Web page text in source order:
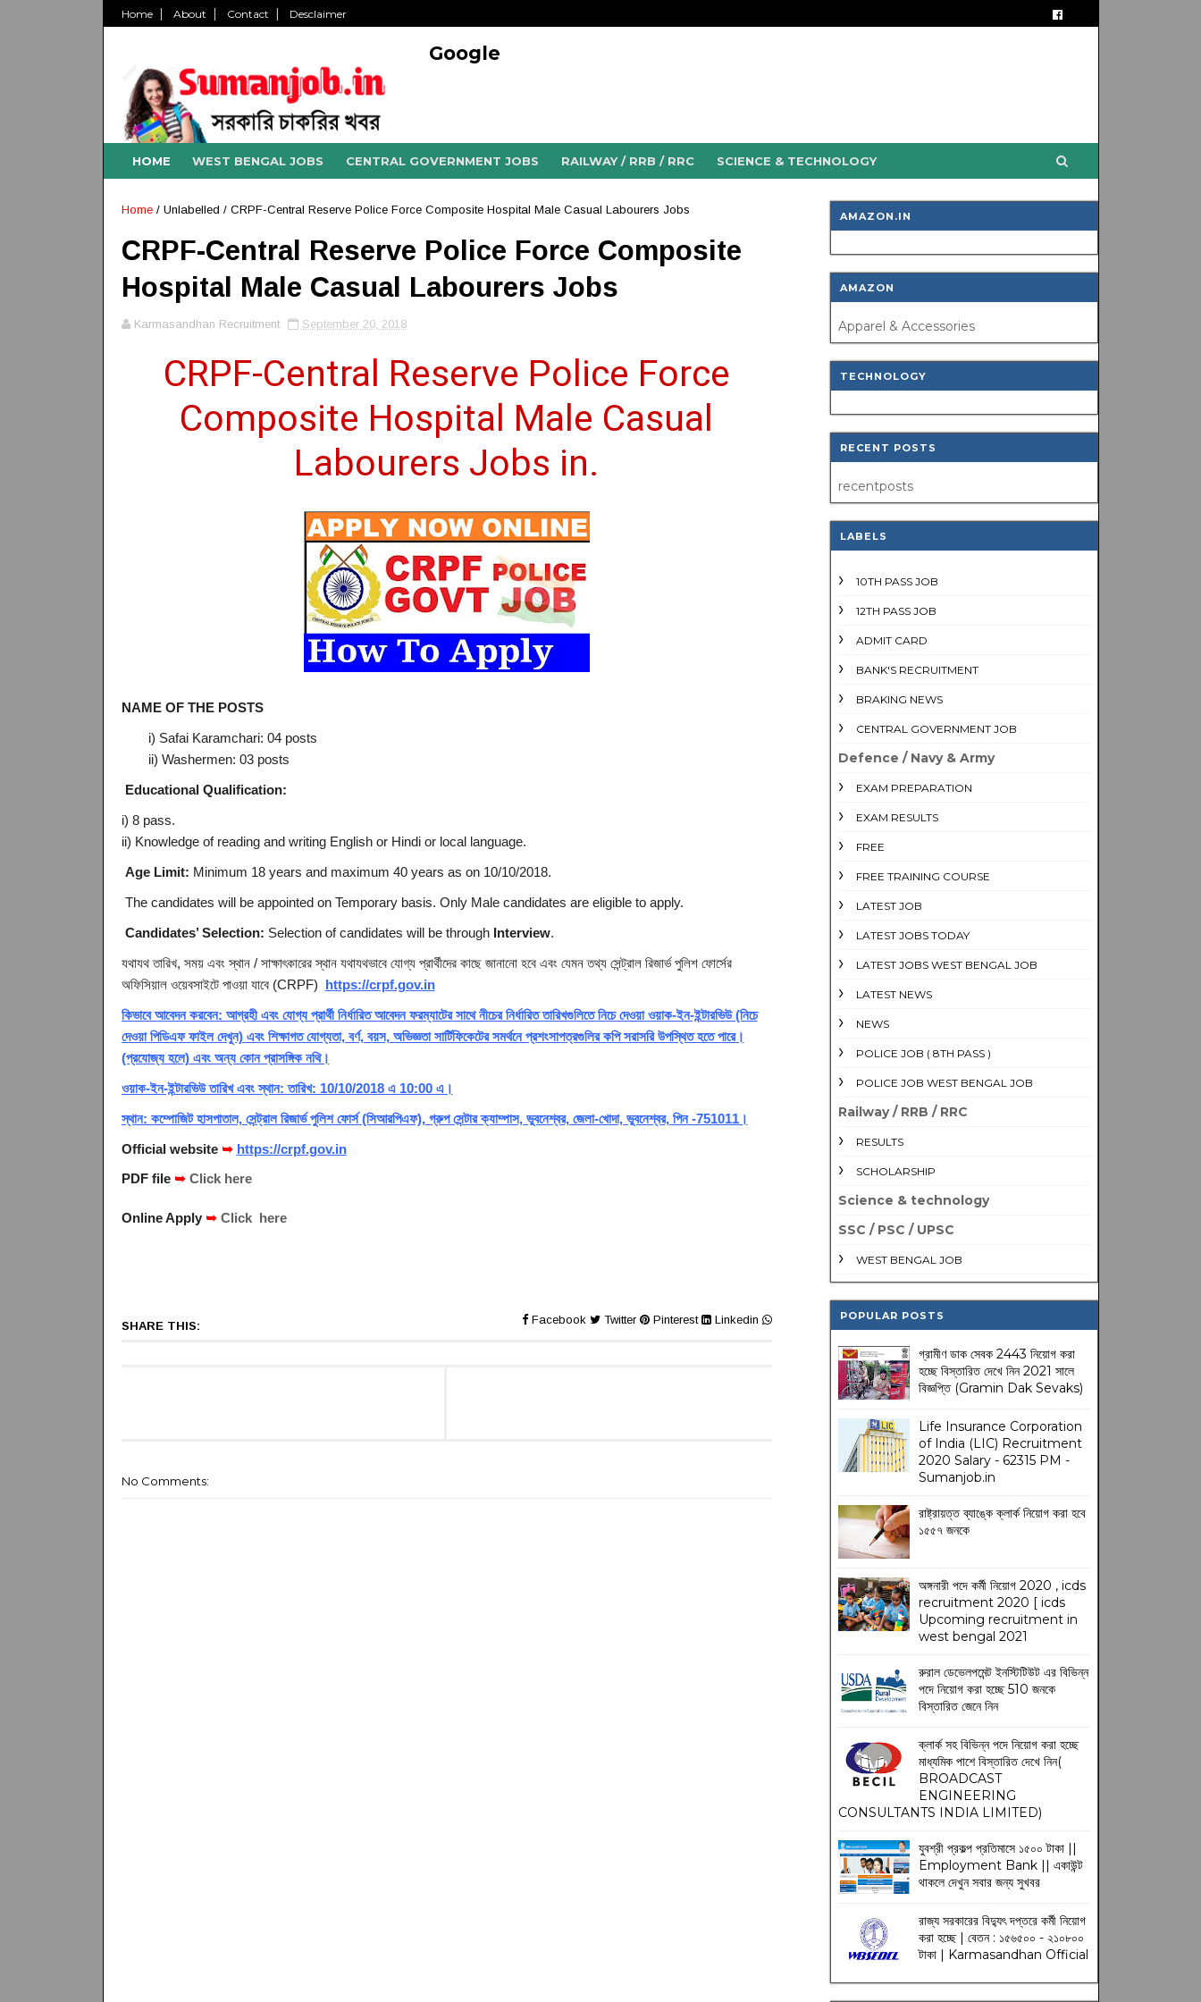
Home About Contact Desclaimer
Google
HOME WEST BENGAL JOBS CENTRAL GOVERNMENT JOBS RAILWAY / RRB / RRC SCIENCE & TECHNOLOGY
Home/ Unlabelled / CRPF-Central Reserve Police Force Composite Hospital Male Casual Labourers Jobs
CRPF-Central Reserve Police Force Composite
Hospital Male Casual Labourers Jobs
Karmasandhan Recruitment September 20, 2018
CRPF-Central Reserve Police Force
Composite Hospital Male Casual
Labourers Jobs in.
NAME OF THE POSTS
i) Safai Karamchari: 04 posts
ii) Washermen: 03 posts
Educational Qualification:
i) 8 pass.
ii) Knowledge of reading and writing English or Hindi or local language.
Age Limit: Minimum 18 years and maximum 40 years as on 10/10/2018.
The candidates will be appointed on Temporary basis. Only Male candidates are eligible to apply.
Candidates’ Selection: Selection of candidates will be through Interview.
যথাযথ তারিখ, সময় এবং স্থান / সাক্ষাৎকারের স্থান যথাযথভাবে যোগ্য প্রার্থীদের কাছে জানানো হবে এবং যেমন তথ্য সেন্ট্রাল রিজার্ভ পুলিশ ফোর্সের
অফিসিয়াল ওয়েবসাইটে পাওয়া যাবে (CRPF) https://crpf.gov.in
কিভাবে আবেদন করবেন: আগ্রহী এবং যোগ্য প্রার্থী নির্ধারিত আবেদন ফরম্যাটের সাথে নীচের নির্ধারিত তারিখগুলিতে নিচে দেওয়া ওয়াক-ইন-ইন্টারভিউ (নিচে
দেওয়া পিডিএফ ফাইল দেখুন) এবং শিক্ষাগত যোগ্যতা, বর্ণ, বয়স, অভিজ্ঞতা সার্টিফিকেটের সমর্থনে প্রশংসাপত্রগুলির কপি সরাসরি উপস্থিত হতে পারে।
(প্রযোজ্য হলে) এবং অন্য কোন প্রাসঙ্গিক নথি।
ওয়াক-ইন-ইন্টারভিউ তারিখ এবং স্থান:তারিখ: 10/10/2018 এ 10:00 এ।
স্থান: কম্পোজিট হাসপাতাল, সেন্ট্রাল রিজার্ভ পুলিশ ফোর্স (সিআরপিএফ), গ্রুপ সেন্টার ক্যাম্পাস, ভুবনেশ্বর, জেলা-খোদা, ভুবনেশ্বর, পিন -751011।
Official website ➥ https://crpf.gov.in
PDF file ➥Click here
Online Apply ➥Click here
SHARE THIS: Facebook Twitter Pinterest Linkedin
No Comments:
AMAZON.IN
AMAZON
Apparel & Accessories
TECHNOLOGY
RECENT POSTS
recentposts
LABELS
10TH PASS JOB
12TH PASS JOB
ADMIT CARD
BANK'S RECRUITMENT
BRAKING NEWS
CENTRAL GOVERNMENT JOB
Defence / Navy & Army
EXAM PREPARATION
EXAM RESULTS
FREE
FREE TRAINING COURSE
LATEST JOB
LATEST JOBS TODAY
LATEST JOBS WEST BENGAL JOB
LATEST NEWS
NEWS
POLICE JOB ( 8TH PASS )
POLICE JOB WEST BENGAL JOB
Railway / RRB / RRC
RESULTS
SCHOLARSHIP
Science & technology
SSC / PSC / UPSC
WEST BENGAL JOB
POPULAR POSTS
গ্রামীণ ডাক সেবক 2443 নিয়োগ করা
হচ্ছে বিস্তারিত দেখে নিন 2021 সালে
বিজ্ঞপ্তি (Gramin Dak Sevaks)
Life Insurance Corporation
of India (LIC) Recruitment
2020 Salary - 62315 PM -
Sumanjob.in
রাষ্ট্রায়ত্ত ব্যাঙ্কে ক্লার্ক নিয়োগ করা হবে
১৫৫৭ জনকে
অঙ্গনারী পদে কর্মী নিয়োগ 2020 , icds
recruitment 2020 [ icds
Upcoming recruitment in
west bengal 2021
রুরাল ডেভেলপমেন্ট ইনস্টিটিউট এর বিভিন্ন
পদে নিয়োগ করা হচ্ছে 510 জনকে
বিস্তারিত জেনে নিন
ক্লার্ক সহ বিভিন্ন পদে নিয়োগ করা হচ্ছে
মাধ্যমিক পাশে বিস্তারিত দেখে নিন(
BROADCAST
ENGINEERING
CONSULTANTS INDIA LIMITED)
যুবশ্রী প্রকল্প প্রতিমাসে ১৫০০ টাকা ||
Employment Bank || একাউন্ট
থাকলে দেখুন সবার জন্য সুখবর
রাজ্য সরকারের বিদ্যুৎ দপ্তরে কর্মী নিয়োগ
করা হচ্ছে | বেতন : ১৫৬৫০০ - ২১০৮০০
টাকা | Karmasandhan Official